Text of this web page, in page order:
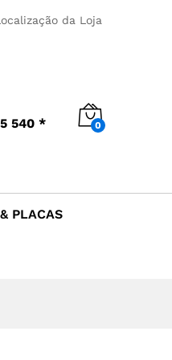
da Loja
540 * 0
PLACAS
Adicionar